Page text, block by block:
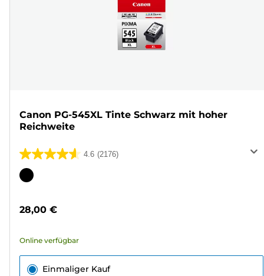
Canon PG-545XL Tinte Schwarz mit hoher
Reichweite
4.6 (2176)
4.6
von
2176
Farbpatrone
28,00 €
Online verfügbar
Einmaliger Kauf